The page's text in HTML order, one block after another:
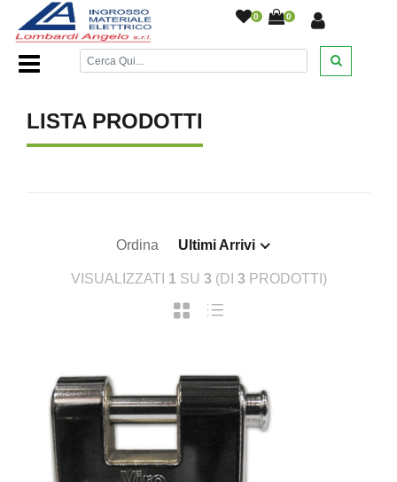
0 0
Home Page//
LISTA PRODOTTI
Ordina Ultimi Arrivi
VISUALIZZATI 1 SU 3 (DI 3 PRODOTTI)